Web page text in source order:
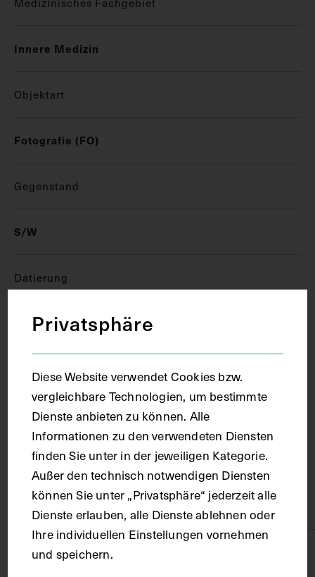
Innere Medizin
Objektart
Fotografie (FO)
Gegenstand
S/W
Datierung
1975
Wien
Material
Technik
Privatsphäre
Diese Website verwendet Cookies bzw.
vergleichbare Technologien, um bestimmte
Dienste anbieten zu können. Alle
Informationen zu den verwendeten Diensten
finden Sie unter in der jeweiligen Kategorie.
Außer den technisch notwendigen Diensten
können Sie unter „Privatsphäre“ jederzeit alle
Dienste erlauben, alle Dienste ablehnen oder
Ihre individuellen Einstellungen vornehmen
und speichern.